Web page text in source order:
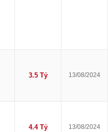
3.5 Tỷ 13/08/2024
4.4 Tỷ 13/08/2024